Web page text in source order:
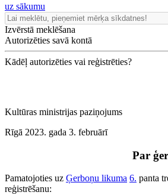
uz sākumu
Izvērstā meklēšana
Autorizēties savā kontā
Kādēļ autorizēties vai reģistrēties?
Kultūras ministrijas paziņojums
Rīgā 2023. gada 3. februārī
Par
Pamatojoties uz Ģerboņu likuma 6. panta
reģistrēšanu: